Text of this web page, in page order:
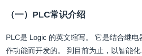
（一）PLC常识介绍
PLC是 Logic 的英文缩写。 它是结合继
作功能而开发的。 到目前为止，以智能